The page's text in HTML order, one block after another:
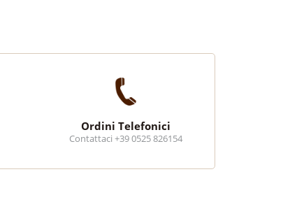
Ordini Telefonici
Contattaci +39 0525 826154